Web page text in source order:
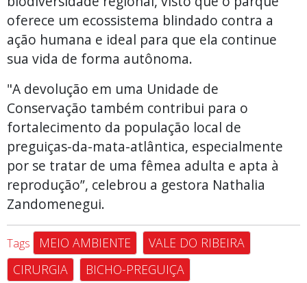
oferece um ecossistema blindado contra a
ação humana e ideal para que ela continue
sua vida de forma autônoma.
"A devolução em uma Unidade de
Conservação também contribui para o
fortalecimento da população local de
preguiças-da-mata-atlântica, especialmente
por se tratar de uma fêmea adulta e apta à
reprodução”, celebrou a gestora Nathalia
Zandomenegui.
Tags MEIO AMBIENTE
VALE DO RIBEIRA
CIRURGIA
BICHO-PREGUIÇA